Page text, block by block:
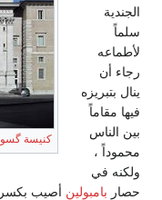
كنيسة گسو
الجندية
سلماً
لأطماعه
رجاء أن
ينال بتبريزه
فيها مقاماً
بين الناس
محموداً ،
ولكنه في
حصار بامبولين أصيب بكسر